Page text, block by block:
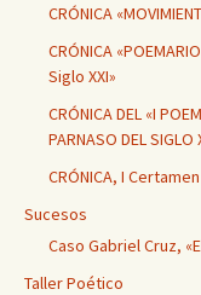
CRÓNICA
CRÓNICA
Siglo XXI»
CRÓNICA DEL «I
PARNASO DEL SIGLO
CRÓNICA, I
Sucesos
Caso Gabriel Cruz,
Taller Poético